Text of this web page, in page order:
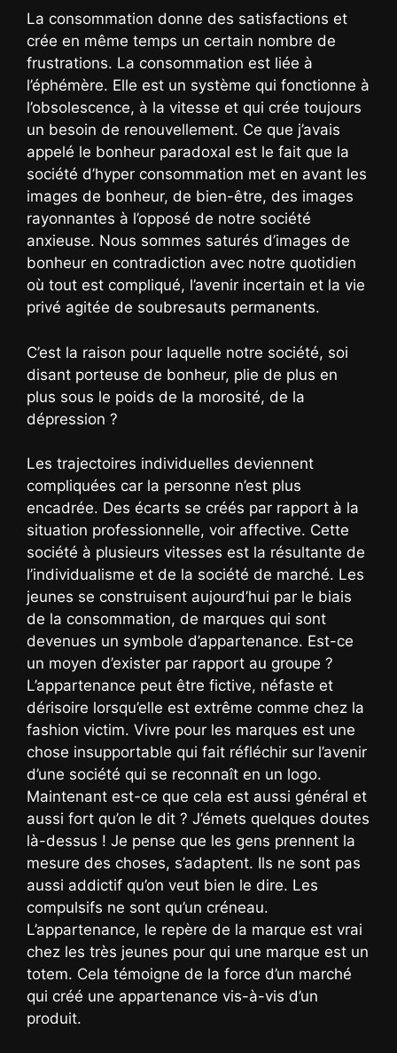
La consommation donne des satisfactions et
crée en même temps un certain nombre de
frustrations. La consommation est liée à
l’éphémère. Elle est un système qui fonctionne à
l’obsolescence, à la vitesse et qui crée toujours
un besoin de renouvellement. Ce que j’avais
appelé le bonheur paradoxal est le fait que la
société d’hyper consommation met en avant les
images de bonheur, de bien-être, des images
rayonnantes à l’opposé de notre société
anxieuse. Nous sommes saturés d’images de
bonheur en contradiction avec notre quotidien
où tout est compliqué, l’avenir incertain et la vie
privé agitée de soubresauts permanents.
C’est la raison pour laquelle notre société, soi
disant porteuse de bonheur, plie de plus en
plus sous le poids de la morosité, de la
dépression ?
Les trajectoires individuelles deviennent
compliquées car la personne n’est plus
encadrée. Des écarts se créés par rapport à la
situation professionnelle, voir affective. Cette
société à plusieurs vitesses est la résultante de
l’individualisme et de la société de marché. Les
jeunes se construisent aujourd’hui par le biais
de la consommation, de marques qui sont
devenues un symbole d’appartenance. Est-ce
un moyen d’exister par rapport au groupe ?
L’appartenance peut être fictive, néfaste et
dérisoire lorsqu’elle est extrême comme chez la
fashion victim. Vivre pour les marques est une
chose insupportable qui fait réfléchir sur l’avenir
d’une société qui se reconnaît en un logo.
Maintenant est-ce que cela est aussi général et
aussi fort qu’on le dit ? J’émets quelques doutes
là-dessus ! Je pense que les gens prennent la
mesure des choses, s’adaptent. Ils ne sont pas
aussi addictif qu’on veut bien le dire. Les
compulsifs ne sont qu’un créneau.
L’appartenance, le repère de la marque est vrai
chez les très jeunes pour qui une marque est un
totem. Cela témoigne de la force d’un marché
qui créé une appartenance vis-à-vis d’un
produit.